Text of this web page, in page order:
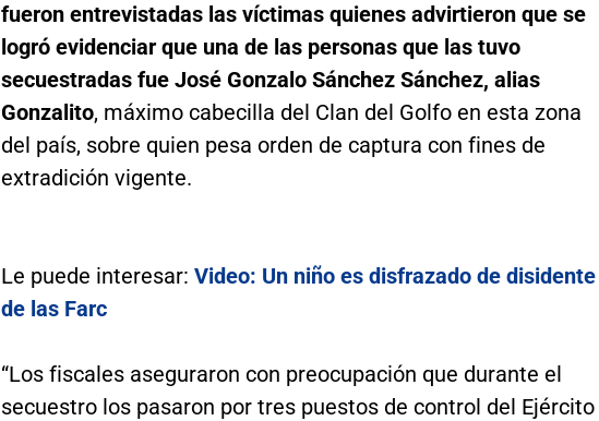
fueron entrevistadas las víctimas quienes advirtieron que se
logró evidenciar que una de las personas que las tuvo
secuestradas fue José Gonzalo Sánchez Sánchez, alias
Gonzalito, máximo cabecilla del Clan del Golfo en esta zona
del país, sobre quien pesa orden de captura con fines de
extradición vigente.
Le puede interesar: Video: Un niño es disfrazado de disidente
de las Farc
“Los fiscales aseguraron con preocupación que durante el
secuestro los pasaron por tres puestos de control del Ejército